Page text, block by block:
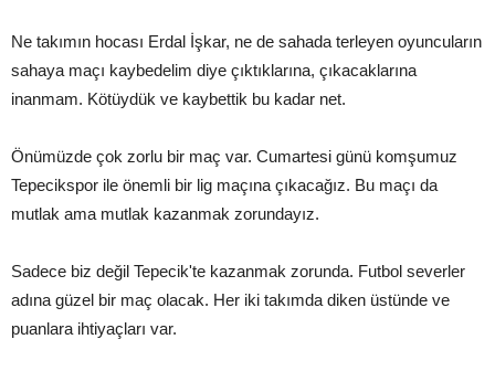
Ne takımın hocası Erdal İşkar, ne de sahada terleyen oyuncuların
sahaya maçı kaybedelim diye çıktıklarına, çıkacaklarına
inanmam. Kötüydük ve kaybettik bu kadar net.
Önümüzde çok zorlu bir maç var. Cumartesi günü komşumuz
Tepecikspor ile önemli bir lig maçına çıkacağız. Bu maçı da
mutlak ama mutlak kazanmak zorundayız.
Sadece biz değil Tepecik'te kazanmak zorunda. Futbol severler
adına güzel bir maç olacak. Her iki takımda diken üstünde ve
puanlara ihtiyaçları var.